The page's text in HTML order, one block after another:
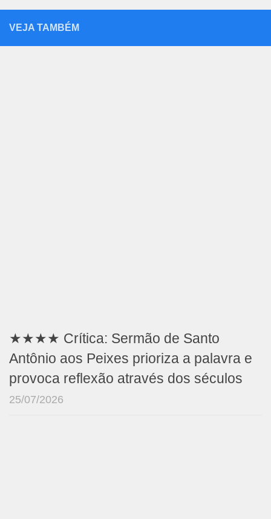
VEJA TAMBÉM
★★★★ Crítica: Sermão de Santo
Antônio aos Peixes prioriza a palavra e
provoca reflexão através dos séculos
25/07/2026